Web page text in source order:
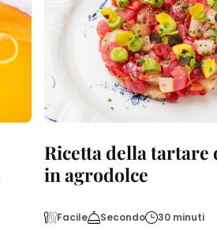
Ricetta della tartare
in agrodolce
Facile Secondo 30 minuti